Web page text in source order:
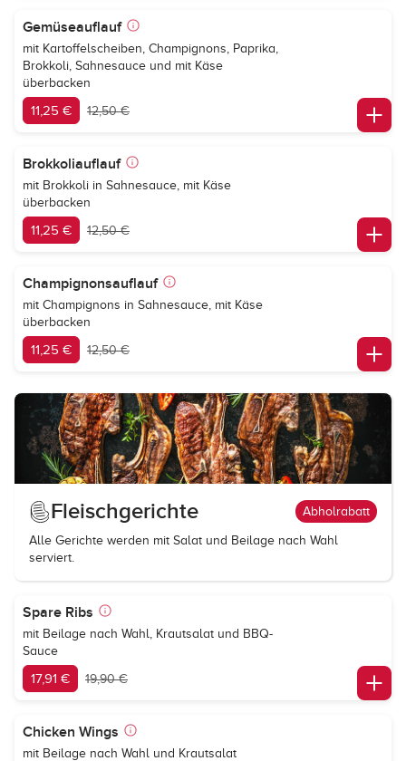
Gemüseauflauf
mit Kartoffelscheiben, Champignons, Paprika,
Brokkoli, Sahnesauce und mit Käse
überbacken
11,25 € 12,50 €
Brokkoliauflauf
mit Brokkoli in Sahnesauce, mit Käse
überbacken
11,25 € 12,50 €
Champignonsauflauf
mit Champignons in Sahnesauce, mit Käse
überbacken
11,25 € 12,50 €
Fleischgerichte Abholrabatt
Alle Gerichte werden mit Salat und Beilage nach Wahl
serviert.
Spare Ribs
mit Beilage nach Wahl, Krautsalat und BBQ-
Sauce
17,91 € 19,90 €
Chicken Wings
mit Beilage nach Wahl und Krautsalat